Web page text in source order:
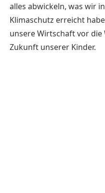
alles abwickeln, was wir
Klimaschutz erreicht
unsere Wirtschaft vor die
Zukunft unserer Kinder.